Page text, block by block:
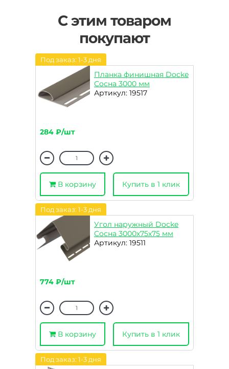
С этим товаром
покупают
Под заказ: 1-3 дня
Планка финишная Docke
Сосна 3000 мм
Артикул: 19517
284 ₽/шт
В корзину Купить в 1 клик
Под заказ: 1-3 дня
Угол наружный Docke
Сосна 3000х75х75 мм
Артикул: 19511
774 ₽/шт
В корзину Купить в 1 клик
Под заказ: 1-3 дня